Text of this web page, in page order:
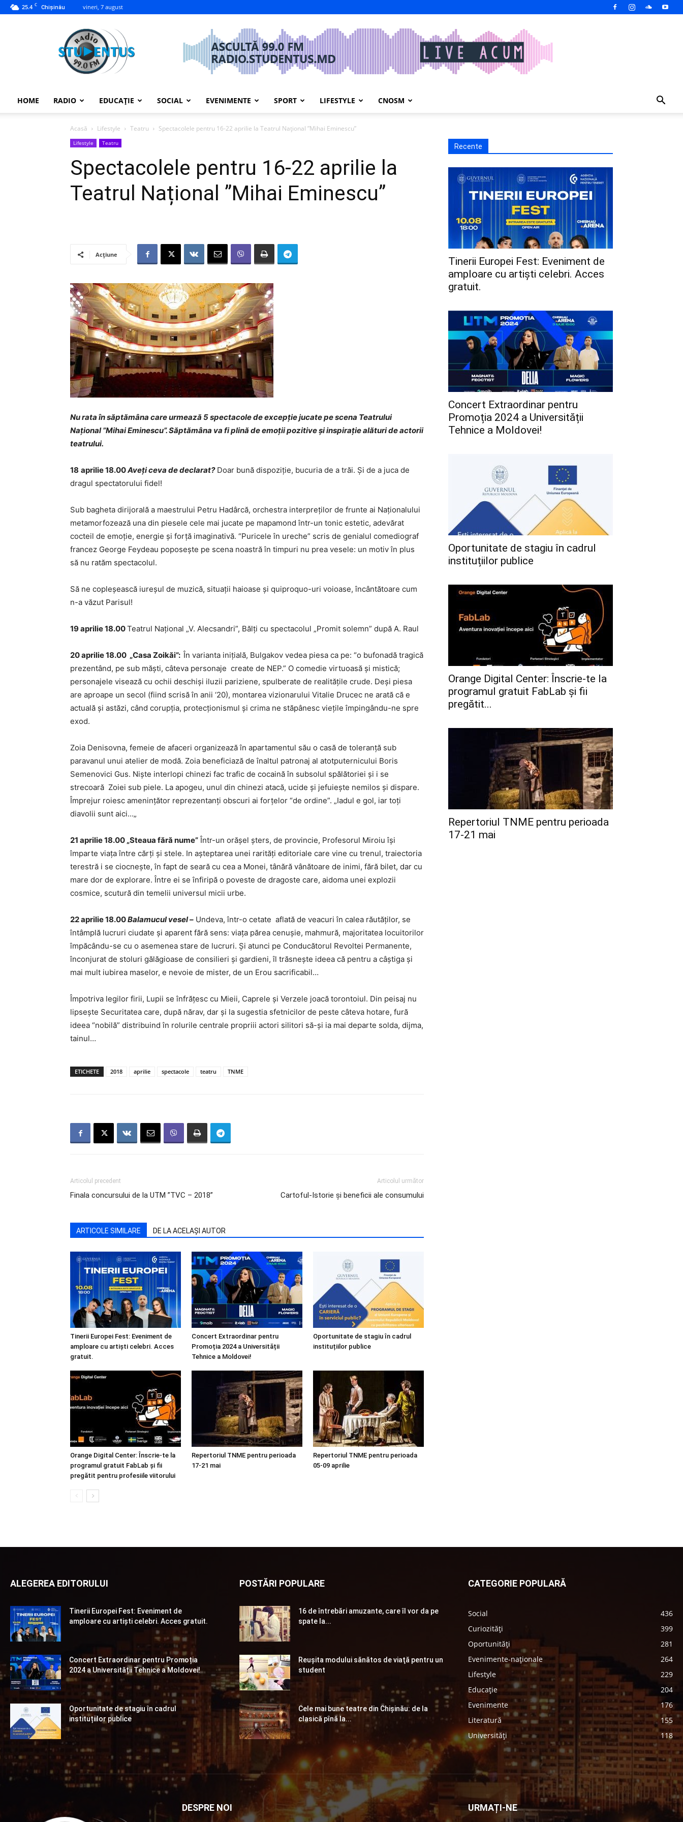
25.4 C Chișinău vineri, 7 august
studentus.md
HOME RADIO EDUCAȚIE SOCIAL EVENIMENTE SPORT LIFESTYLE CNOSM
Acasă Lifestyle Teatru Spectacolele pentru 16-22 aprilie la Teatrul Național ”Mihai Eminescu”
Lifestyle Teatru
Spectacolele pentru 16-22 aprilie la
Teatrul Național ”Mihai Eminescu”
Acțiune
Nu rata în săptămâna care urmează 5 spectacole de excepție jucate pe scena Teatrului
Național ”Mihai Eminescu”. Săptămâna va fi plină de emoții pozitive și inspirație alături de actorii
teatrului.
18 aprilie 18.00Aveţi ceva de declarat?Doar bună dispoziţie, bucuria de a trăi. Și de a juca de
dragul spectatorului fidel!
Sub bagheta dirijorală a maestrului Petru Hadârcă, orchestra interpreţilor de frunte ai Naţionalului
metamorfozează una din piesele cele mai jucate pe mapamond într-un tonic estetic, adevărat
cocteil de emoţie, energie și forţă imaginativă. “Puricele în ureche” scris de genialul comediograf
francez George Feydeau poposește pe scena noastră în timpuri nu prea vesele: un motiv în plus
să nu ratăm spectacolul.
Să ne copleșească iureșul de muzică, situaţii haioase și quiproquo-uri voioase, încântătoare cum
n-a văzut Parisul!
19 aprilie 18.00Teatrul Naţional „V. Alecsandri”, Bălţi cu spectacolul „Promit solemn” după A. Raul
20 aprilie 18.00 „Casa Zoikăi”: În varianta inițială, Bulgakov vedea piesa ca pe: “o bufonadă tragică
prezentând, pe sub măști, câteva personaje create de NEP.” O comedie virtuoasă și mistică;
personajele visează cu ochii deschiși iluzii pariziene, spulberate de realitățile crude. Deși piesa
are aproape un secol (fiind scrisă în anii ‘20), montarea vizionarului Vitalie Drucec ne arată că e
actuală și astăzi, când corupția, protecționismul și crima ne stăpânesc viețile împingându-ne spre
exod.
Zoia Denisovna, femeie de afaceri organizează în apartamentul său o casă de toleranță sub
paravanul unui atelier de modă. Zoia beneficiază de înaltul patronaj al atotputernicului Boris
Semenovici Gus. Niște interlopi chinezi fac trafic de cocaină în subsolul spălătoriei și i se
strecoară Zoiei sub piele. La apogeu, unul din chinezi atacă, ucide și jefuiește nemilos și dispare.
Împrejur roiesc amenințător reprezentanți obscuri ai forțelor “de ordine”. „Iadul e gol, iar toți
diavolii sunt aici…„
21 aprilie 18.00 „Steaua fără nume” Într-un orășel șters, de provincie, Profesorul Miroiu își
împarte viața între cărți și stele. In așteptarea unei rarități editoriale care vine cu trenul, traiectoria
terestră i se ciocnește, în fapt de seară cu cea a Monei, tânără vânătoare de inimi, fără bilet, dar cu
mare dor de explorare. Între ei se înfiripă o poveste de dragoste care, aidoma unei explozii
cosmice, scutură din temelii universul micii urbe.
22 aprilie 18.00Balamucul vesel – Undeva, într-o cetate aflată de veacuri în calea răutăţilor, se
întâmplă lucruri ciudate şi aparent fără sens: viaţa părea cenuşie, mahmură, majoritatea locuitorilor
împăcându-se cu o asemenea stare de lucruri. Şi atunci pe Conducătorul Revoltei Permanente,
înconjurat de stoluri gălăgioase de consilieri şi gardieni, îl trăsneşte ideea că pentru a câştiga şi
mai mult iubirea maselor, e nevoie de mister, de un Erou sacrificabil…
Împotriva legilor firii, Lupii se înfrăţesc cu Mieii, Caprele şi Verzele joacă torontoiul. Din peisaj nu
lipseşte Securitatea care, după nărav, dar şi la sugestia sfetnicilor de peste câteva hotare, fură
ideea “nobilă” distribuind în rolurile centrale propriii actori silitori să-şi ia mai departe solda, dijma,
tainul…
ETICHETE 2018 aprilie spectacole teatru TNME
Articolul precedent
Finala concursului de la UTM ”TVC – 2018”
Articolul următor
Cartoful-Istorie și beneficii ale consumului
ARTICOLE SIMILARE DE LA ACELAȘI AUTOR
Tinerii Europei Fest: Eveniment de
amploare cu artiști celebri. Acces
gratuit.
Concert Extraordinar pentru
Promoția 2024 a Universității
Tehnice a Moldovei!
Oportunitate de stagiu în cadrul
instituțiilor publice
Orange Digital Center: Înscrie-te la
programul gratuit FabLab și fii
pregătit pentru profesiile viitorului
Repertoriul TNME pentru perioada
17-21 mai
Repertoriul TNME pentru perioada
05-09 aprilie
Recente
Tinerii Europei Fest: Eveniment de
amploare cu artiști celebri. Acces
gratuit.
Concert Extraordinar pentru
Promoția 2024 a Universității
Tehnice a Moldovei!
Oportunitate de stagiu în cadrul
instituțiilor publice
Orange Digital Center: Înscrie-te la
programul gratuit FabLab și fii
pregătit...
Repertoriul TNME pentru perioada
17-21 mai
ALEGEREA EDITORULUI
Tinerii Europei Fest: Eveniment de
amploare cu artiști celebri. Acces gratuit.
Concert Extraordinar pentru Promoția
2024 a Universității Tehnice a Moldovei!
Oportunitate de stagiu în cadrul
instituțiilor publice
POSTĂRI POPULARE
16 de întrebări amuzante, care îl vor da pe
spate la...
Reuşita modului sănătos de viaţă pentru un
student
Cele mai bune teatre din Chişinău: de la
clasică pînă la...
CATEGORIE POPULARĂ
Social
436
Curiozități
399
Oportunități
281
Evenimente-naționale
264
Lifestyle
229
Educație
204
Evenimente
176
Literatură
155
Universități
118
DESPRE NOI URMAȚI-NE